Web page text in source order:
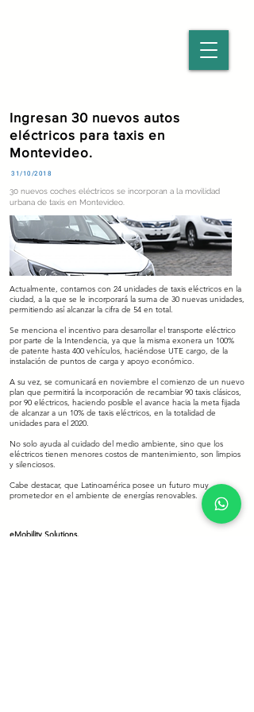
Ingresan 30 nuevos autos
eléctricos para taxis en
Montevideo.
31/10/2018
30 nuevos coches eléctricos se incorporan a la movilidad
urbana de taxis en Montevideo.
Actualmente, contamos con 24 unidades de taxis eléctricos en la
ciudad, a la que se le incorporará la suma de 30 nuevas unidades,
permitiendo así alcanzar la cifra de 54 en total.
Se menciona el incentivo para desarrollar el transporte eléctrico
por parte de la Intendencia, ya que la misma exonera un 100%
de patente hasta 400 vehículos, haciéndose UTE cargo, de la
instalación de puntos de carga y apoyo económico.
A su vez, se comunicará en noviembre el comienzo de un nuevo
plan que permitirá la incorporación de recambiar 90 taxis clásicos,
por 90 eléctricos, haciendo posible el avance hacia la meta fijada
de alcanzar a un 10% de taxis eléctricos, en la totalidad de
unidades para el 2020.
No solo ayuda al cuidado del medio ambiente, sino que los
eléctricos tienen menores costos de mantenimiento, son limpios
y silenciosos.
Cabe destacar, que Latinoamérica posee un futuro muy
prometedor en el ambiente de energías renovables.
eMobility Solutions.